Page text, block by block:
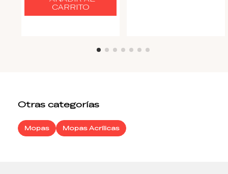
CARRITO
Otras categorías
Mopas Mopas Acrílicas